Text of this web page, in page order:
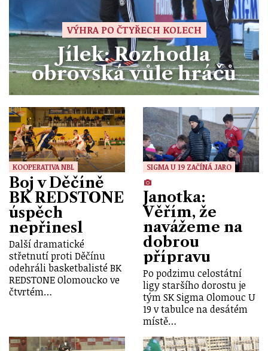
VÝHRA PO ČTYŘECH KOLECH
Jílek: Rozhodla
obrovská vůle hráčů
KOOPERATIVA NBL
Boj v Děčíně
BK REDSTONE
úspěch
nepřinesl
Další dramatické
střetnutí proti Děčínu
odehráli basketbalisté BK
REDSTONE Olomoucko ve
čtvrtém…
SIGMA U 19 ZAČÍNÁ JARO
Janotka:
Věřím, že
navážeme na
dobrou
přípravu
Po podzimu celostátní
ligy staršího dorostu je
tým SK Sigma Olomouc U
19 v tabulce na desátém
místě…